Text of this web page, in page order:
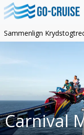
Sammenlign
Carnival